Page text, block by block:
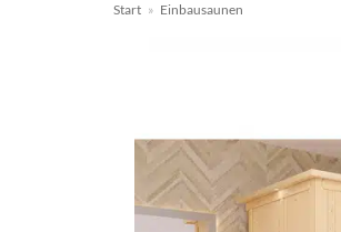
Start » Einbausaunen